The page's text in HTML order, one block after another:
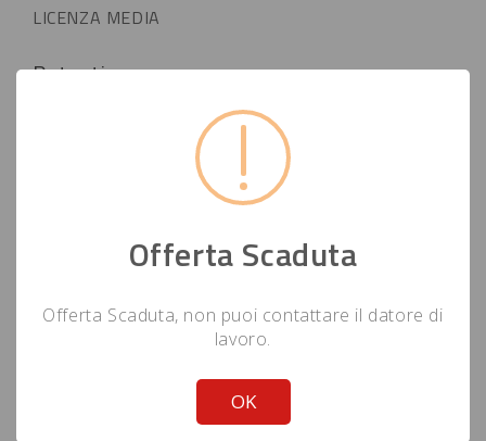
LICENZA MEDIA
Patenti
B = auto e autocarri fino a 35 q.
gestione del personale
Offerta Scaduta
Offerta Scaduta, non puoi contattare il datore di
lavoro.
OK